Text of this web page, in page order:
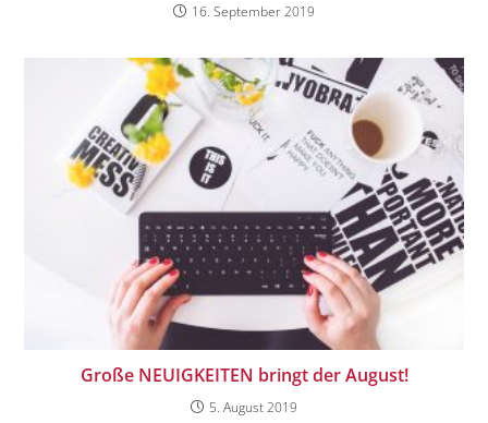
16. September 2019
Große NEUIGKEITEN bringt der August!
5. August 2019